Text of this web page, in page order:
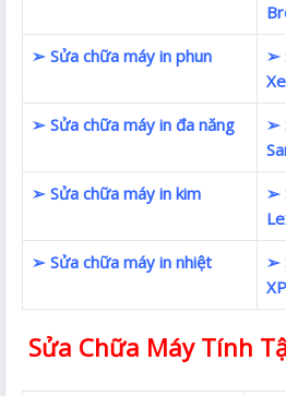
➢ Sửa chữa máy in phun
➢
➢ Sửa chữa máy in đa năng
➢
➢ Sửa chữa máy in kim
➢
➢ Sửa chữa máy in nhiệt
➢
Sửa Chữa Máy Tính